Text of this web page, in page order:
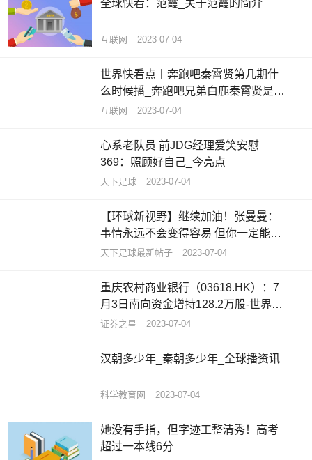
全球快看：范霞_关于范霞的简介
互联网 2023-07-04
世界快看点丨奔跑吧秦霄贤第几期什
么时候播_奔跑吧兄弟白鹿秦霄贤是哪
一期
互联网 2023-07-04
心系老队员 前JDG经理爱笑安慰
369：照顾好自己_今亮点
天下足球 2023-07-04
【环球新视野】继续加油！张曼曼：
事情永远不会变得容易 但你一定能变
得更好
天下足球最新帖子 2023-07-04
重庆农村商业银行（03618.HK）：7
月3日南向资金增持128.2万股-世界今
亮点
证券之星 2023-07-04
汉朝多少年_秦朝多少年_全球播资讯
科学教育网 2023-07-04
她没有手指，但字迹工整清秀！高考
超过一本线6分